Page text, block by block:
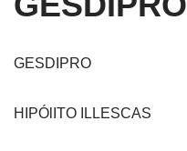
GESDIPRO
HIPÓlITO ILLESCAS